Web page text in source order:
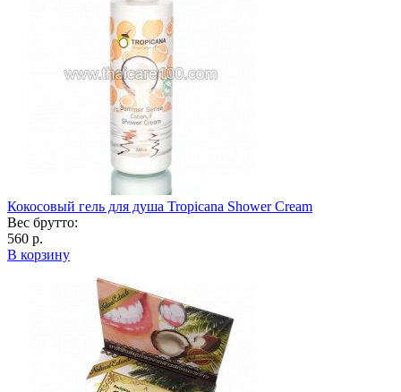
Кокосовый гель для душа Tropicana Shower Cream
Вес брутто:
560 р.
В корзину